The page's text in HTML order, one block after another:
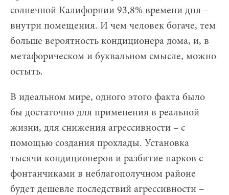
солнечной Калифорнии 93,8% времени дня –
внутри помещения. И чем человек богаче, тем
больше вероятность кондиционера дома, и, в
метафорическом и буквальном смысле, можно
остыть.
В идеальном мире, одного этого факта было
бы достаточно для применения в реальной
жизни, для снижения агрессивности – с
помощью создания прохлады. Установка
тысячи кондиционеров и разбитие парков с
фонтанчиками в неблагополучном районе
будет дешевле последствий агрессивности –